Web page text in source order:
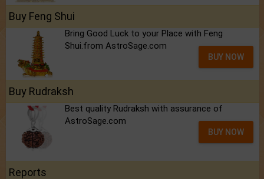
Buy Feng Shui
Bring Good Luck to your Place with Feng
Shui.from AstroSage.com
BUY NOW
Buy Rudraksh
Best quality Rudraksh with assurance of
AstroSage.com
BUY NOW
Reports